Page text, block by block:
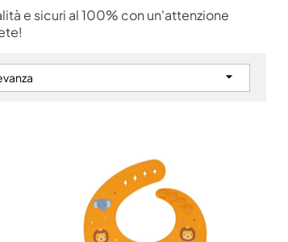
e sicuri al 100% con un'attenzione
